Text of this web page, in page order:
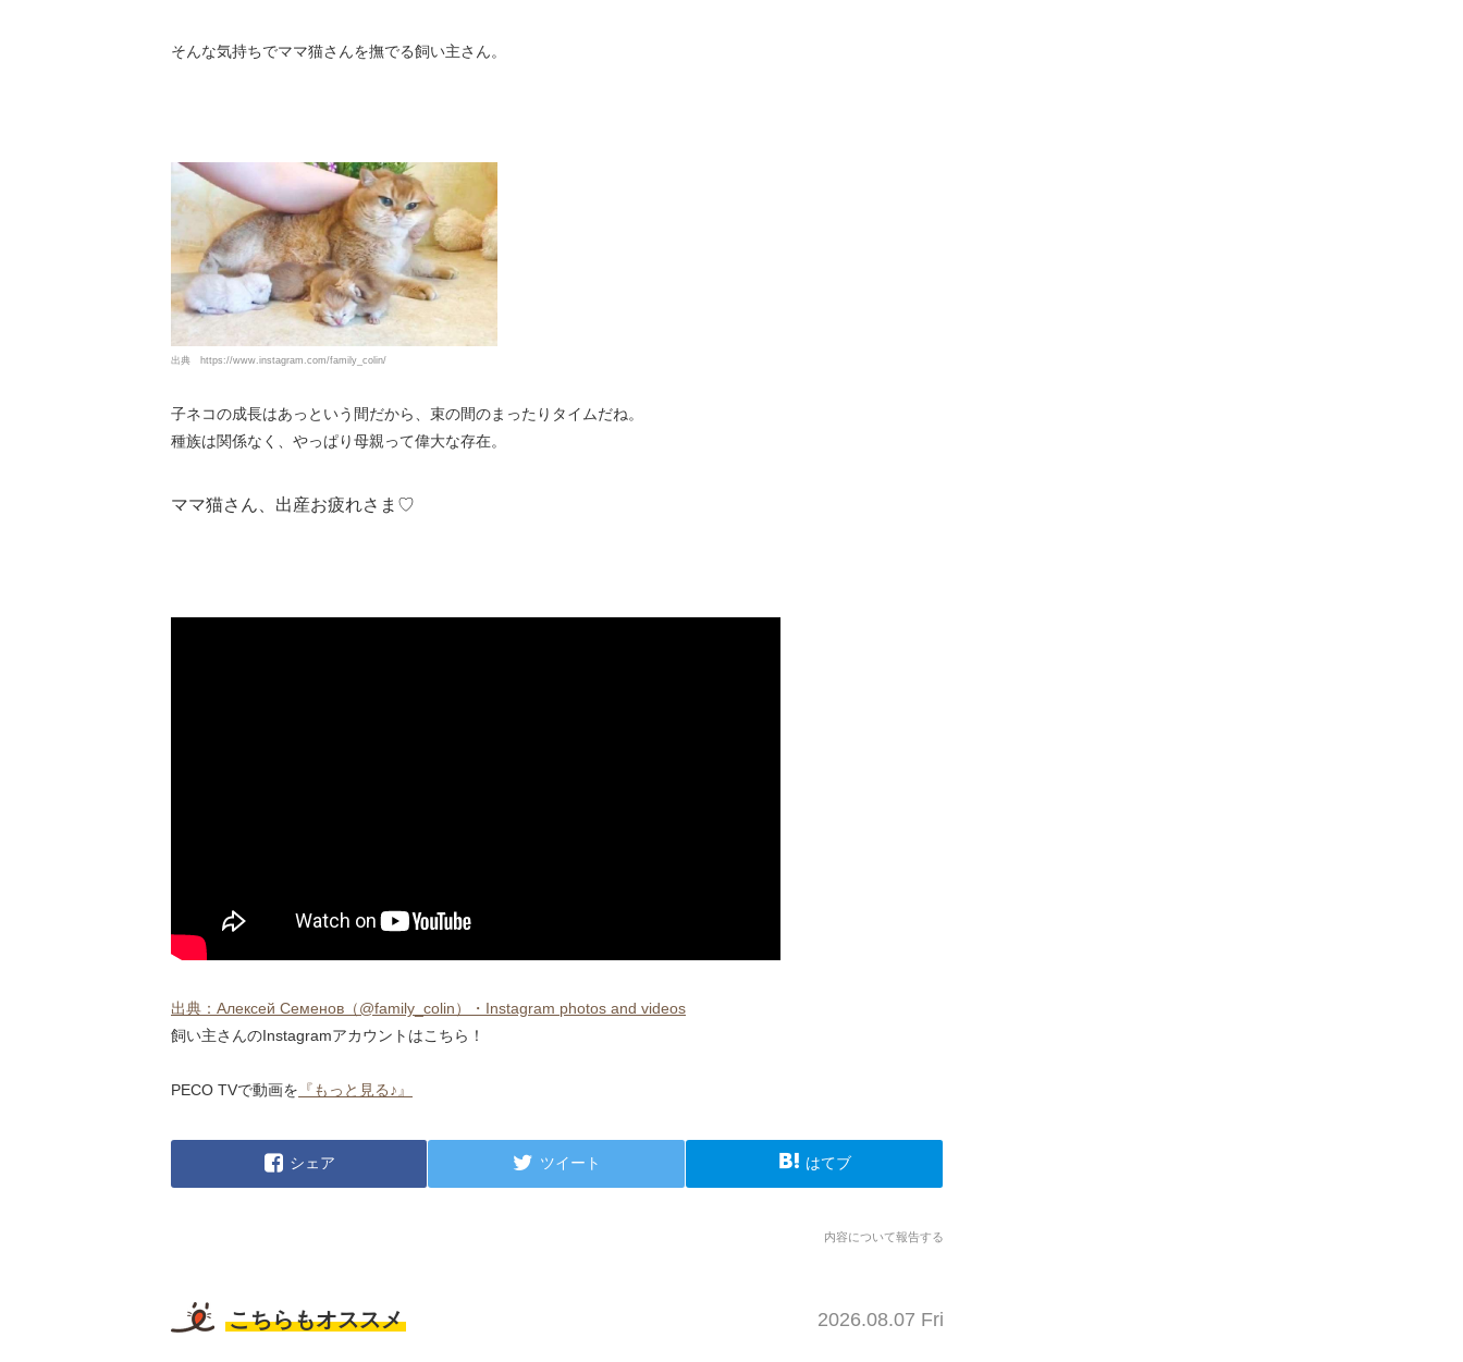
そんな気持ちでママ猫さんを撫でる飼い主さん。
出典 https://www.instagram.com/family_colin/
子ネコの成長はあっという間だから、束の間のまったりタイムだね。
種族は関係なく、やっぱり母親って偉大な存在。
ママ猫さん、出産お疲れさま♡
出典：Алексей Семенов（@family_colin）・Instagram photos and videos
飼い主さんのInstagramアカウントはこちら！
PECO TVで動画を 『もっと見る♪』
シェア ツイート はてブ
内容について報告する
こちらもオススメ 2026.08.07 Fri